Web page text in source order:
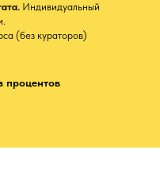
процентов
Индивидуальный
(без кураторов)